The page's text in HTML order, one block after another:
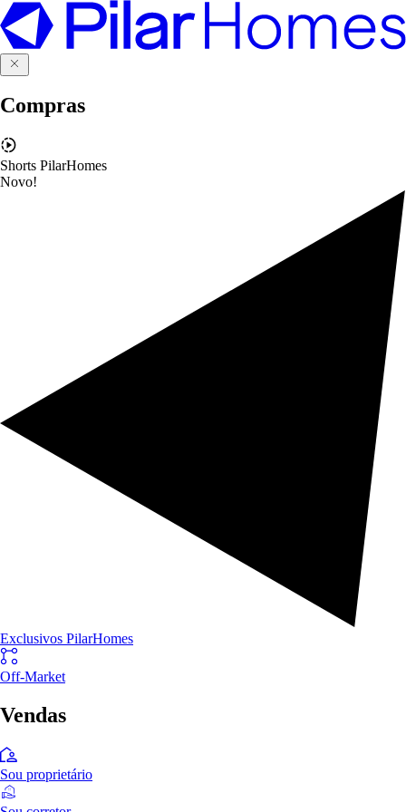
Compras
Shorts PilarHomes
Novo!
Exclusivos PilarHomes
Off-Market
Vendas
Sou proprietário